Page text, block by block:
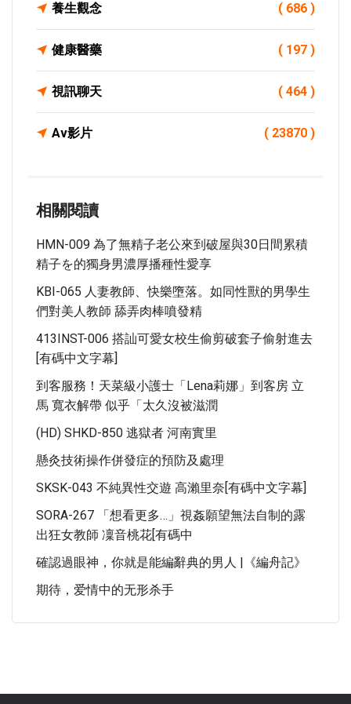
養生觀念 ( 686 )
健康醫藥 ( 197 )
視訊聊天 ( 464 )
Av影片 ( 23870 )
相關閱讀
HMN-009 為了無精子老公來到破屋與30日間累積
精子を的獨身男濃厚播種性愛享
KBI-065 人妻教師、快樂墮落。如同性獸的男學生
們對美人教師 舔弄肉棒噴發精
413INST-006 搭訕可愛女校生偷剪破套子偷射進去
[有碼中文字幕]
到客服務！天菜級小護士「Lena莉娜」到客房 立
馬 寬衣解帶 似乎「太久沒被滋潤
(HD) SHKD-850 逃獄者 河南實里
懸灸技術操作併發症的預防及處理
SKSK-043 不純異性交遊 高瀨里奈[有碼中文字幕]
SORA-267 「想看更多…」視姦願望無法自制的露
出狂女教師 凜音桃花[有碼中
確認過眼神，你就是能編辭典的男人 |《編舟記》
期待，爱情中的无形杀手